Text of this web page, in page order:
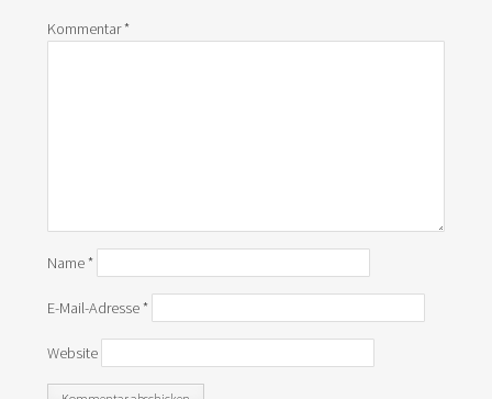
Kommentar*
Name*
E-Mail-Adresse*
Website